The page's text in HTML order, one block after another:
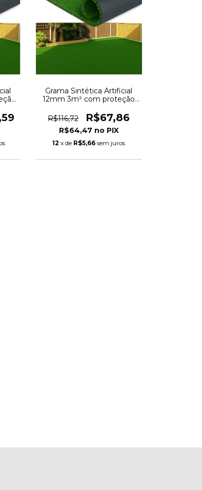
Grama Sintética Artificial
12mm 3m² com proteção
1,50m
R$116,72 R$67,86
R$64,47
12 x de R$5,66 sem juros